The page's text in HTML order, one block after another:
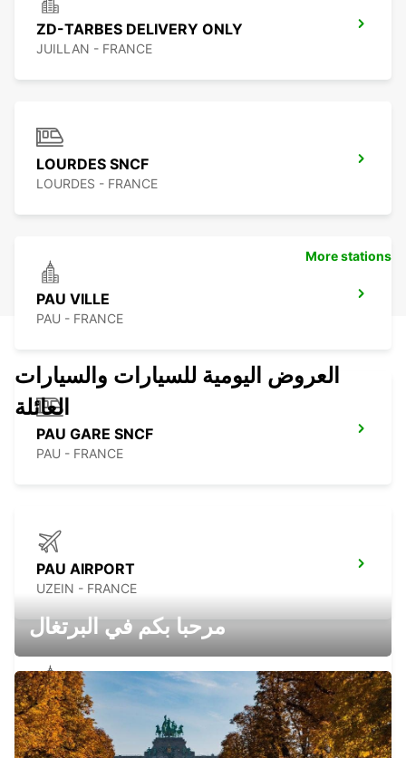
ZD-TARBES DELIVERY ONLY
JUILLAN - FRANCE
LOURDES SNCF
LOURDES - FRANCE
PAU VILLE
PAU - FRANCE
PAU GARE SNCF
PAU - FRANCE
PAU AIRPORT
UZEIN - FRANCE
PAU UZEIN-DELIVERY + LOCAL
CUSTOMER
UZEIN - FRANCE
More stations
العروض اليومية للسيارات والسيارات
العائلة
مرحبا بكم في البرتغال